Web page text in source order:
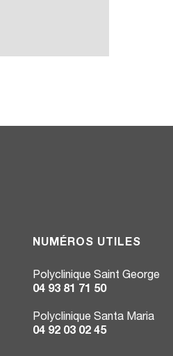
NUMÉROS UTILES
Polyclinique Saint George
04 93 81 71 50
Polyclinique Santa Maria
04 92 03 02 45